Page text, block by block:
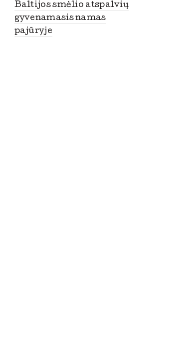
Baltijos smėlio atspalvių
gyvenamasis namas
pajūryje